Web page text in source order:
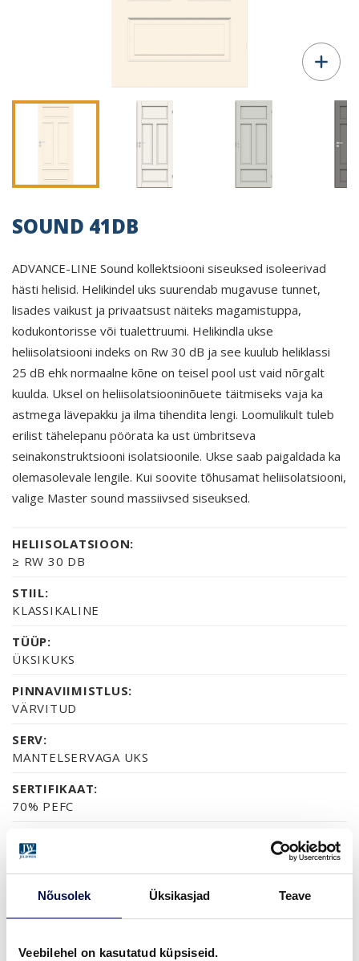
Nõusolek Üksikasjad Teave
Veebilehel on kasutatud küpsiseid.
SOUND 41DB
ADVANCE-LINE Sound kollektsiooni siseuksed isoleerivad
hästi helisid. Helikindel uks suurendab mugavuse tunnet,
lisades vaikust ja privaatsust näiteks magamistuppa,
kodukontorisse või tualettruumi. Helikindla ukse
heliisolatsiooni indeks on Rw 30 dB ja see kuulub heliklassi
25 dB ehk normaalne kõne on teisel pool ust vaid nõrgalt
kuulda. Uksel on heliisolatsiooninõuete täitmiseks vaja ka
astmega lävepakku ja ilma tihendita lengi. Loomulikult tuleb
erilist tähelepanu pöörata ka ust ümbritseva
seinakonstruktsiooni isolatsioonile. Ukse saab paigaldada ka
olemasolevale lengile. Kui soovite tõhusamat heliisolatsiooni,
valige Master sound massiivsed siseuksed.
HELIISOLATSIOON:
≥ RW 30 DB
STIIL:
KLASSIKALINE
TÜÜP:
ÜKSIKUKS
PINNAVIIMISTLUS:
VÄRVITUD
SERV:
MANTELSERVAGA UKS
SERTIFIKAAT:
70% PEFC
2-AASTANE TOOTEGARANTII
NCS S0502-YNCS S0500-NNCS S1502-G50Y
NCS S5500-N